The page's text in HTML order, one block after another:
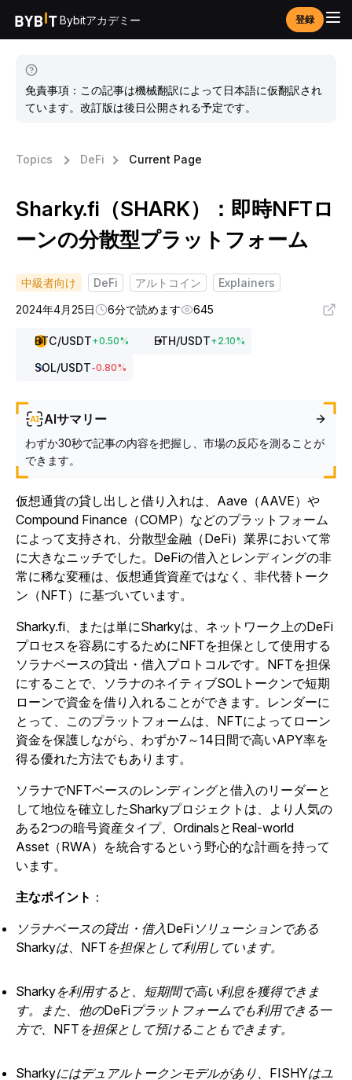
Bybitアカデミー 登録
免責事項：この記事は機械翻訳によって日本語に仮翻訳され
ています。改訂版は後日公開される予定です。
Topics DeFi Current Page
Sharky.fi（SHARK）：即時NFTロ
ーンの分散型プラットフォーム
中級者向け DeFi アルトコイン
Explainers
2024年4月25日
6分で読めます 645
BTC/USDT+0.50% ETH/USDT+2.10%
SOL/USDT-0.80%
AIサマリー
わずか30秒で記事の内容を把握し、市場の反応を測ることが
できます。
仮想通貨の貸し出しと借り入れは、Aave（AAVE）や
Compound Finance（COMP）などのプラットフォーム
によって支持され、分散型金融（DeFi）業界において常
に大きなニッチでした。 DeFiの借入とレンディングの非
常に稀な変種は、仮想通貨資産ではなく、非代替トーク
ン（NFT）に基づいています。
Sharky.fi、または単にSharkyは、ネットワーク上のDeFi
プロセスを容易にするためにNFTを担保として使用する
ソラナベースの貸出・借入プロトコルです。NFTを担保
にすることで、ソラナのネイティブSOLトークンで短期
ローンで資金を借り入れることができます。レンダーに
とって、このプラットフォームは、NFTによってローン
資金を保護しながら、わずか7～14日間で高いAPY率を
得る優れた方法でもあります。
ソラナでNFTベースのレンディングと借入のリーダーと
して地位を確立したSharkyプロジェクトは、より人気の
ある2つの暗号資産タイプ、OrdinalsとReal-world
Asset（RWA）を統合するという野心的な計画を持って
います。
主なポイント ：
ソラナベースの貸出・借入DeFiソリューションである
Sharkyは、NFTを担保として利用しています。
Sharkyを利用すると、短期間で高い利息を獲得できま
す。また、他のDeFiプラットフォームでも利用できる一
方で、NFTを担保として預けることもできます。
Sharkyにはデュアルトークンモデルがあり、FISHYはユ